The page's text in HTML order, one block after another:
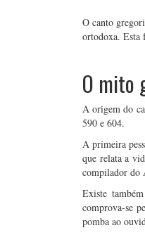
O canto
ortodoxa. Esta
O mito
A origem do
590 e 604.
A primeira
que relata a
compilador do
Existe
comprova-se
pomba ao